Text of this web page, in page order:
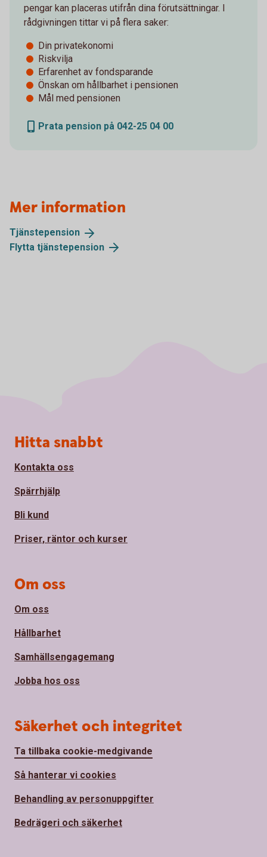
pengar kan placeras utifrån dina förutsättningar. I
rådgivningen tittar vi på flera saker:
Din privatekonomi
Riskvilja
Erfarenhet av fondsparande
Önskan om hållbarhet i pensionen
Mål med pensionen
Prata pension på 042-25 04 00
Mer information
Tjänstepension
Flytta tjänstepension
Sidfot
Hitta snabbt
Kontakta oss
Spärrhjälp
Bli kund
Priser, räntor och kurser
Om oss
Om oss
Hållbarhet
Samhällsengagemang
Jobba hos oss
Säkerhet och integritet
Ta tillbaka cookie-medgivande
Så hanterar vi cookies
Behandling av personuppgifter
Bedrägeri och säkerhet